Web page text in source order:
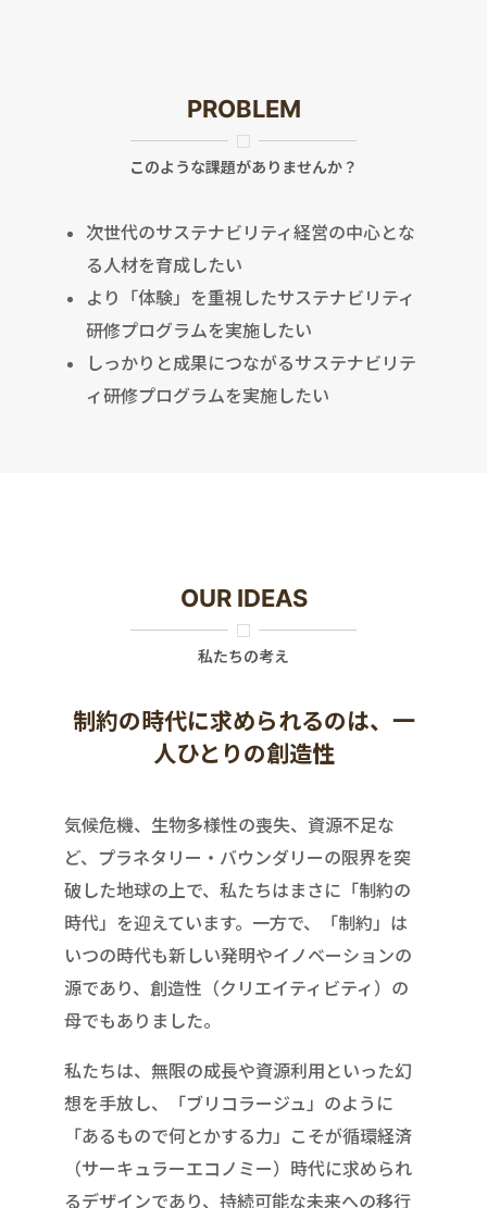
PROBLEM
このような課題がありませんか？
次世代のサステナビリティ経営の中心とな
る人材を育成したい
より「体験」を重視したサステナビリティ
研修プログラムを実施したい
しっかりと成果につながるサステナビリテ
ィ研修プログラムを実施したい
OUR IDEAS
私たちの考え
制約の時代に求められるのは、一
人ひとりの創造性
気候危機、生物多様性の喪失、資源不足な
ど、プラネタリー・バウンダリーの限界を突
破した地球の上で、私たちはまさに「制約の
時代」を迎えています。一方で、「制約」は
いつの時代も新しい発明やイノベーションの
源であり、創造性（クリエイティビティ）の
母でもありました。
私たちは、無限の成長や資源利用といった幻
想を手放し、「ブリコラージュ」のように
「あるもので何とかする力」こそが循環経済
（サーキュラーエコノミー）時代に求められ
るデザインであり、持続可能な未来への移行